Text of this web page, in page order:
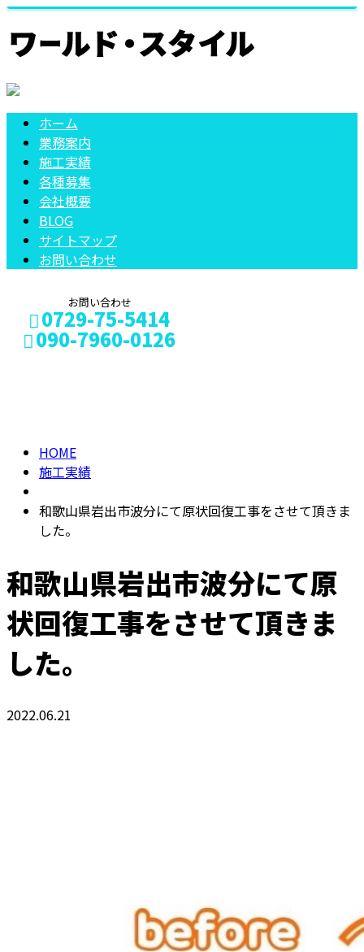
ホーム
業務案内
施工実績
各種募集
会社概要
BLOG
サイトマップ
お問い合わせ
お問い合わせ
0729-75-5414
090-7960-0126
HOME
施工実績
和歌山県岩出市波分にて原状回復工事をさせて頂きま
した。
和歌山県岩出市波分にて原
状回復工事をさせて頂きま
した。
2022.06.21